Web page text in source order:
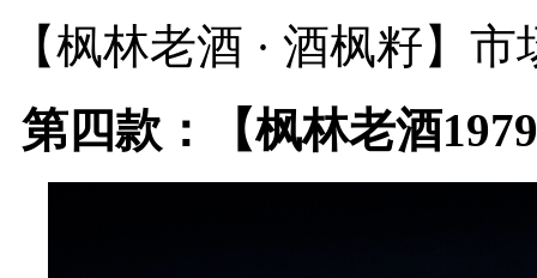
【枫林老酒 · 酒枫籽】
第四款：【枫林老酒